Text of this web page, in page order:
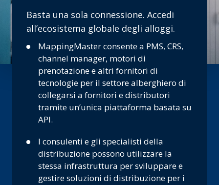
Basta una sola connessione. Accedi
all’ecosistema globale degli alloggi.
MappingMaster consente a PMS, CRS,
channel manager, motori di
prenotazione e altri fornitori di
tecnologie per il settore alberghiero di
collegarsi a fornitori e distributori
tramite un’unica piattaforma basata su
API.
I consulenti e gli specialisti della
distribuzione possono utilizzare la
stessa infrastruttura per sviluppare e
gestire soluzioni di distribuzione per i